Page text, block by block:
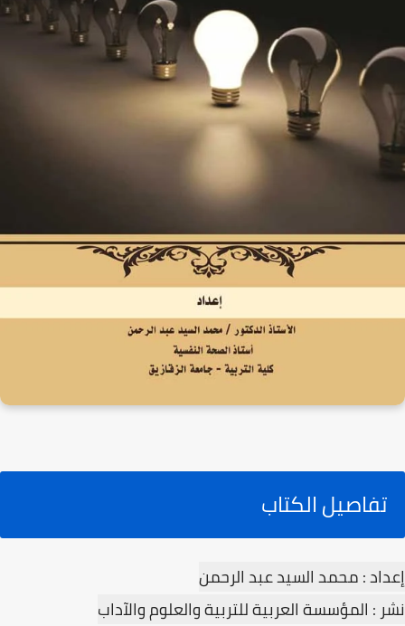
تفاصيل الكتاب
إعداد : محمد السيد عبد الرحمن
نشر : المؤسسة العربية للتربية والعلوم والآداب